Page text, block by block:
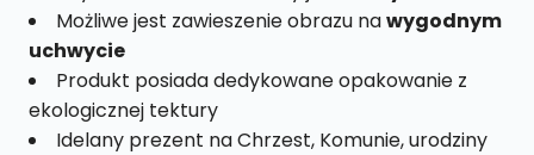
Możliwe jest zawieszenie obrazu nawygodnym
uchwycie
Produkt posiada dedykowane opakowanie z
ekologicznej tektury
Idelany prezent na Chrzest, Komunie, urodziny